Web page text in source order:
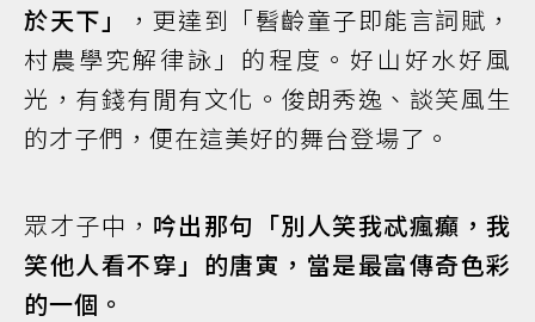
於天下」
，更達到「髫齡童子即能言詞賦，
村農學究解律詠」的程度。好山好水好風
光，有錢有閒有文化。俊朗秀逸、談笑風生
的才子們，便在這美好的舞台登場了。
眾才子中， 吟出那句「別人笑我忒瘋癲，我
笑他人看不穿」的唐寅，當是最富傳奇色彩
的一個。